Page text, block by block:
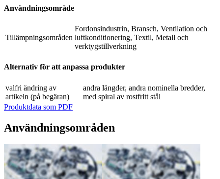
Användningsområde
Tillämpningsområden
Fordonsindustrin, Bransch, Ventilation och
luftkonditionering, Textil, Metall och
verktygstillverkning
Alternativ för att anpassa produkter
valfri ändring av
artikeln (på begäran)
andra längder, andra nominella bredder,
med spiral av rostfritt stål
Produktdata som PDF
Användningsområden